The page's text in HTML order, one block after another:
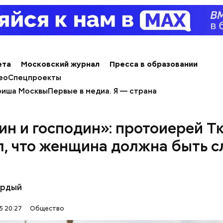
Московский журнал
Пресса в образовании
Спецпроекты
МосквыПервые в медиа. Я — страна
и господин»: протоиерей
что женщина должна быть
20:27 Общество
из кабачков
и сезон черешни. «Вечерняя Москва» узнала у
диетолога Натальи Лазуренко,как
для здоровья.